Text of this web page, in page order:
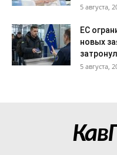
5 августа,
ЕС
новых
5 августа,